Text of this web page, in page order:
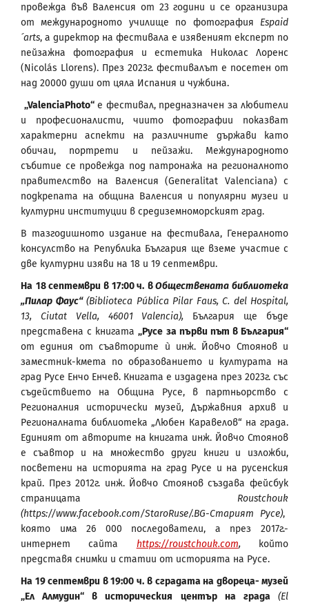
провежда във Валенсия от 23 години и се организира
от международното училище по фотография Espaid
´arts, а директор на фестивала е изявеният експерт по
пейзажна фотография и естетика Николас Лоренс
(Nicolás Llorens). През 2023г. фестивалът е посетен от
над 20000 души от цяла Испания и чужбина.
„ValenciaPhoto“е фестивал, предназначен за любители
и професионалисти, чиито фотографии показват
характерни аспекти на различните държави като
обичаи, портрети и пейзажи. Международното
събитие се провежда под патронажа на регионалното
правителство на Валенсия (Generalitat Valenciana) с
подкрепата на община Валенсия и популярни музеи и
културни институции в средиземноморският град.
В тазгодишното издание на фестивала, Генералното
консулство на Република България ще вземе участие с
две културни изяви на 18 и 19 септември.
На 18 септември в 17:00 ч. вОбществената библиотека
„Пилар Фаус“(Biblioteca Pública Pilar Faus, C. del Hospital,
13, Ciutat Vella, 46001 Valencia), България ще бъде
представена с книгата„Русе за първи път в България“
от единия от съавторите ѝ инж. Йовчо Стоянов и
заместник-кмета по образованието и културата на
град Русе Енчо Енчев. Книгата е издадена през 2023г. със
съдействието на Община Русе, в партньорство с
Регионалния исторически музей, Държавния архив и
Регионалната библиотека „Любен Каравелов“ на града.
Единият от авторите на книгата инж. Йовчо Стоянов
е съавтор и на множество други книги и изложби,
посветени на историята на град Русе и на русенския
край. През 2012г. инж. Йовчо Стоянов създава фейсбук
страницата Roustchouk
(https://www.facebook.com/StaroRuse/.BG-Старият Русе),
която има 26 000 последователи, а през 2017г.-
интернет сайта https://roustchouk.com,
който
представя снимки и статии от историята на Русе.
На 19 септември в 19:00 ч. в сградата на двореца- музей
„Ел Алмудин“ в историческия център на града (El